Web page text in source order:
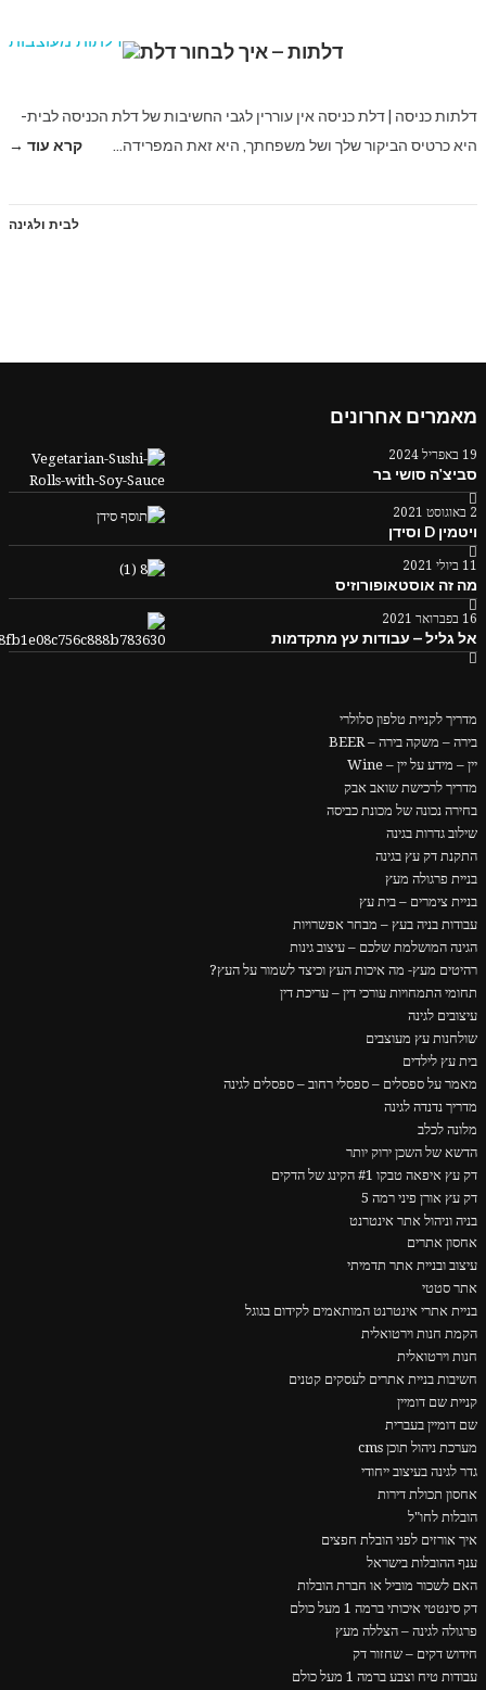
דלתות – איך לבחור דלת
דלתות כניסה | דלת כניסה אין עוררין לגבי החשיבות של דלת הכניסה לבית-
היא כרטיס הביקור שלך ושל משפחתך, היא זאת המפרידה…
קרא עוד →
לבית ולגינה
מאמרים אחרונים
19 באפריל 2024
סביצ'ה סושי בר
2 באוגוסט 2021
ויטמין D וסידן
11 ביולי 2021
מה זה אוסטאופורוזיס
16 בפברואר 2021
אל גליל – עבודות עץ מתקדמות
מדריך לקניית טלפון סלולרי
בירה – משקה בירה – BEER
יין – מידע על יין – Wine
מדריך לרכישת שואב אבק
בחירה נכונה של מכונת כביסה
שילוב גדרות בגינה
התקנת דק עץ בגינה
בניית פרגולה מעץ
בניית צימרים – בית עץ
עבודות בניה בעץ – מבחר אפשרויות
הגינה המושלמת שלכם – עיצוב גינות
רהיטים מעץ- מה איכות העץ וכיצד לשמור על העץ?
תחומי התמחויות עורכי דין – עריכת דין
עיצובים לגינה
שולחנות עץ מעוצבים
בית עץ לילדים
מאמר על ספסלים – ספסלי רחוב – ספסלים לגינה
מדריך נדנדה לגינה
מלונה לכלב
הדשא של השכן ירוק יותר
דק עץ איפאה טבקו #1 הקינג של הדקים
דק עץ אורן פיני רמה 5
בניה וניהול אתר אינטרנט
אחסון אתרים
עיצוב ובניית אתר תדמיתי
אתר סטטי
בניית אתרי אינטרנט המותאמים לקידום בגוגל
הקמת חנות וירטואלית
חנות וירטואלית
חשיבות בניית אתרים לעסקים קטנים
קניית שם דומיין
שם דומיין בעברית
מערכת ניהול תוכן cms
גדר לגינה בעיצוב ייחודי
אחסון תכולת דירות
הובלות לחו"ל
איך אורזים לפני הובלת חפצים
ענף ההובלות בישראל
האם לשכור מוביל או חברת הובלות
דק סינטטי איכותי ברמה 1 מעל כולם
פרגולה לגינה – הצללה מעץ
חידוש דקים – שחזור דק
עבודות טיח וצבע ברמה 1 מעל כולם